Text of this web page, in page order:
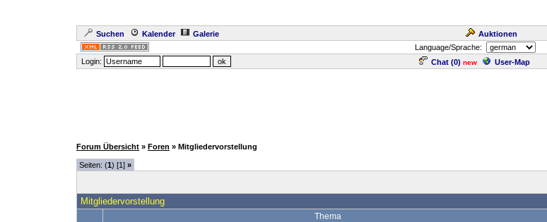
Suchen Kalender Galerie Auktionen
Language/Sprache:
Login:
Chat (0) new User-Map
Forum Übersicht » Foren » Mitgliedervorstellung
Seiten: (1) [1] »
Mitgliedervorstellung
Thema